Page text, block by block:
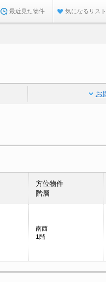
最近見た物件 気になるリスト
お
方位物件
階層
南西
1階